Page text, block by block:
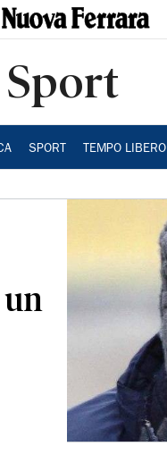
Sport
SPORT TEMPO LIBERO